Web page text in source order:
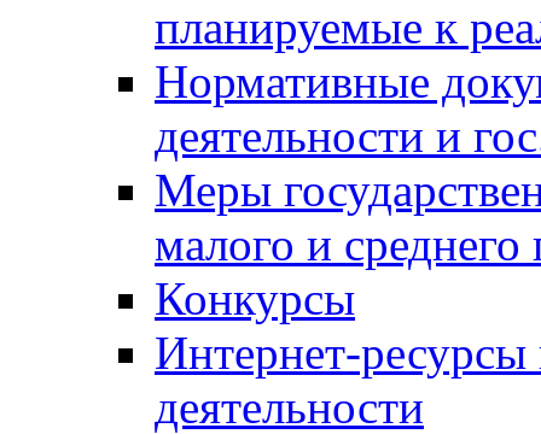
планируемые к
Нормативные
деятельности и
Меры
малого и среднего
Конкурсы
Интернет-
деятельности